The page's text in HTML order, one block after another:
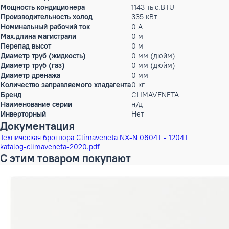
(расстояние от 200 до 500 м) </p> <p> Плавный пуск </p>
Контроллер W3000SE Compact отличается расширенными
меню с возможностью выбора языка интерфейса.
содержанием теплоносителя. Также алгоритм
аварийными сообщениями, функцию "черного ящика"
дополнительного устройства. Также возможен учет
IP, Echelon LonWorks. Совместимость с удаленной
часовыми диапазонами. Логика оттайки является
оттайки, что положительно сказывается на
Характеристики
Режим работы
Статическое давление
Мощность кондиционера
1143 тыс.BTU
Производительность холод
Номинальный рабочий ток
Max.длина магистрали